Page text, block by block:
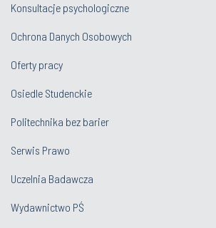
Konsultacje psychologiczne
Ochrona Danych Osobowych
Oferty pracy
Osiedle Studenckie
Politechnika bez barier
Serwis Prawo
Uczelnia Badawcza
Wydawnictwo PŚ